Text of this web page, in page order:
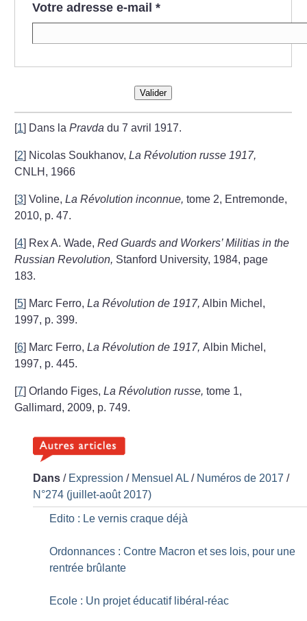
Votre adresse e-mail *
Valider
[1] Dans laPravda du 7 avril 1917.
[2] Nicolas Soukhanov, La Révolution russe 1917,
CNLH, 1966
[3]Voline,La Révolution inconnue, tome 2, Entremonde,
2010, p. 47.
[4] Rex A. Wade,Red Guards and Workers’ Militias in the
Russian Revolution, Stanford University, 1984, page
183.
[5] Marc Ferro,La Révolution de 1917, Albin Michel,
1997, p. 399.
[6] Marc Ferro,La Révolution de 1917,Albin Michel,
1997, p. 445.
[7]Orlando Figes,La Révolution russe, tome 1,
Gallimard, 2009, p. 749.
Dans / Expression / Mensuel AL / Numéros de 2017 /
N°274 (juillet-août 2017)
Edito : Le vernis craque déjà
Ordonnances : Contre Macron et ses lois, pour une
rentrée brûlante
Ecole : Un projet éducatif libéral-réac